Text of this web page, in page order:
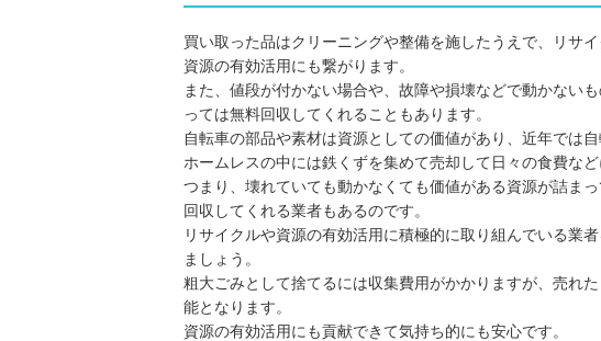
買い取った品はクリーニングや整備を施したうえで、リサ
資源の有効活用にも繋がります。
また、値段が付かない場合や、故障や損壊などで動かない
っては無料回収してくれることもあります。
自転車の部品や素材は資源としての価値があり、近年では
ホームレスの中には鉄くずを集めて売却して日々の食費な
つまり、壊れていても動かなくても価値がある資源が詰ま
回収してくれる業者もあるのです。
リサイクルや資源の有効活用に積極的に取り組んでいる業
ましょう。
粗大ごみとして捨てるには収集費用がかかりますが、売れ
能となります。
資源の有効活用にも貢献できて気持ち的にも安心です。